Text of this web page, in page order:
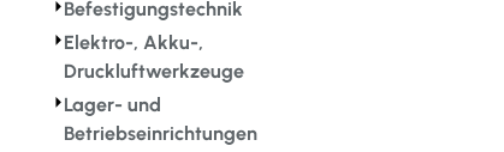
⏵Befestigungstechnik
⏵Elektro-, Akku-,
Druckluftwerkzeuge
⏵Lager- und
Betriebseinrichtungen